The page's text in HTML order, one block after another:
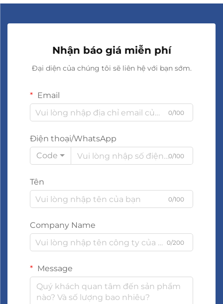
Nhận báo giá miễn phí
Đại diện của chúng tôi sẽ liên hệ với bạn sớm.
Email
0/100
Điện thoại/WhatsApp
Code
0/100
Tên
0/100
Company Name
0/200
Message